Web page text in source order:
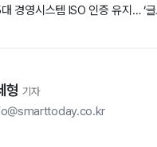
경영시스템 ISO 인증 유지… ‘글
형 기자